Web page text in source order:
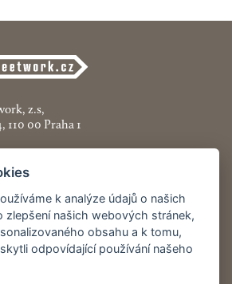
z.s,
110 00 Praha 1
k analýze údajů o našich
zlepšení našich webových stránek,
obsahu a k tomu,
odpovídající používání našeho